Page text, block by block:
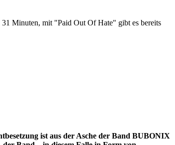
Minuten, mit "Paid Out Of Hate" gibt es bereits
ist aus der Asche der Band BUBONIX